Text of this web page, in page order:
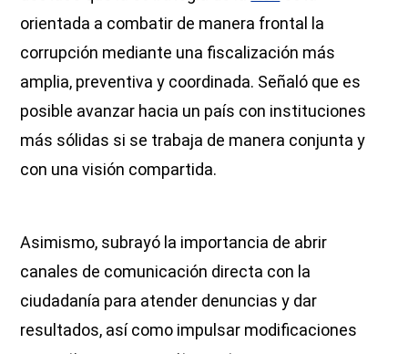
orientada a combatir de manera frontal la
corrupción mediante una fiscalización más
amplia, preventiva y coordinada. Señaló que es
posible avanzar hacia un país con instituciones
más sólidas si se trabaja de manera conjunta y
con una visión compartida.
Asimismo, subrayó la importancia de abrir
canales de comunicación directa con la
ciudadanía para atender denuncias y dar
resultados, así como impulsar modificaciones